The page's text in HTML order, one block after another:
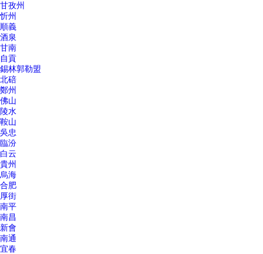
甘孜州
忻州
順義
酒泉
甘南
自貢
錫林郭勒盟
北碚
鄭州
佛山
陵水
鞍山
吳忠
臨汾
白云
貴州
烏海
合肥
厚街
南平
南昌
新會
南通
宜春